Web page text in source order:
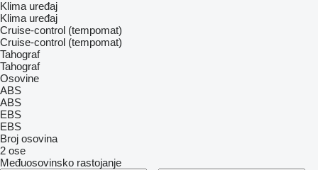
Klima uređaj
Klima uređaj
Cruise-control (tempomat)
Cruise-control (tempomat)
Tahograf
Tahograf
Osovine
ABS
ABS
EBS
EBS
Broj osovina
2 ose
Međuosovinsko rastojanje